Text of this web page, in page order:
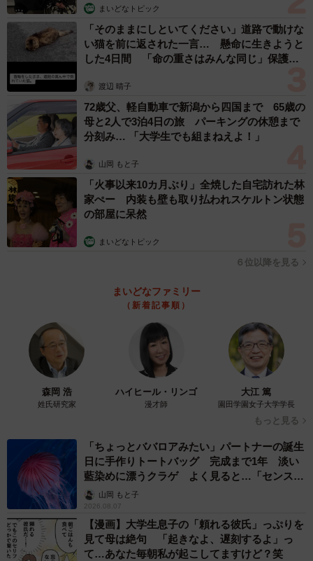
まいどなトピック
「そのままにしといてください」道路で動けな
い猫を前に返された一言… 懸命に生きようと
した4日間 「命の重さはみんな同じ」保護団
渡辺 晴子
72歳父、軽自動車で新潟から四国まで 65歳の
母と2人で3泊4日の旅 パーキングの休憩まで
分刻み… 「大学生でも組まねえよ！」
山岡 もと子
「火事以来10カ月ぶり」全焼した自宅訪れた林
家ぺー 内装も壁も取り払われスケルトン状態
の部屋に呆然
まいどなトピック
６位以降を見る
まいどなファミリー
（新着記事順）
森岡 浩
姓氏研究家
ハイヒール・リンゴ
漫才師
大江 篤
園田学園女子大学学長
もっと見る
「ちょっとババロアみたい」パートナーの誕生
日に手作りトートバッグ 完成まで1年 淡い
藍染めに漂うクラゲ よく見ると…「センスす
ごい」山岡 もと子
2026.08.07
【漫画】大学生息子の「頼れる彼氏」っぷりを
見て母は絶句 「起きなよ、遅刻するよ」っ
て…あなた毎朝私が起こしてますけど？笑